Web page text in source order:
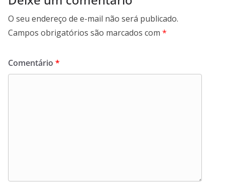
O seu endereço de e-mail não será publicado.
Campos obrigatórios são marcados com *
Comentário *